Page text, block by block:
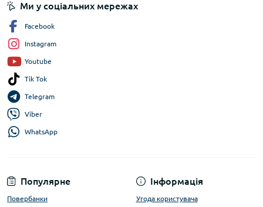
Популярне
Повербанки
Інформація
Угода користувача
Ми у соціальних мережах
Facebook
Instagram
Youtube
Tik Tok
Telegram
Viber
WhatsApp